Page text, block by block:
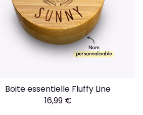
Boite essentielle Fluffy Line
16,99 €